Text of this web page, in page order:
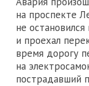
на проспекте
не
и проехал
время дорогу
на
пострадавший